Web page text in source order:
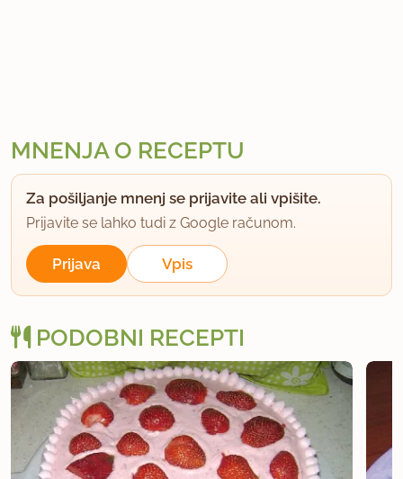
MNENJA O RECEPTU
Za pošiljanje mnenj se prijavite ali vpišite.
Prijavite se lahko tudi z Google računom.
Prijava Vpis
PODOBNI RECEPTI